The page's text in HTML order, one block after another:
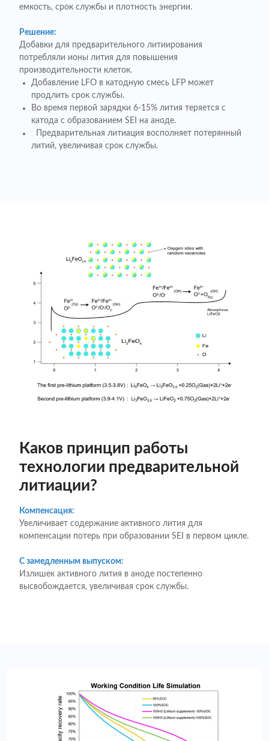
емкость, срок службы и плотность энергии.
Решение:
Добавки для предварительного литиирования
потребляли ионы лития для повышения
производительности клеток.
Добавление LFO в катодную смесь LFP может
продлить срок службы.
Во время первой зарядки 6-15% лития теряется с
катода с образованием SEI на аноде.
Предварительная литиация восполняет потерянный
литий, увеличивая срок службы.
Каков принцип работы
технологии предварительной
литиации?
Компенсация:
Увеличивает содержание активного лития для
компенсации потерь при образовании SEI в первом цикле.
С замедленным выпуском:
Излишек активного лития в аноде постепенно
высвобождается, увеличивая срок службы.